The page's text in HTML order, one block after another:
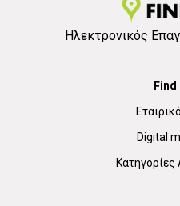
Ηλεκτρονικός
Find
Digital